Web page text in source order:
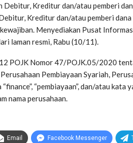
Debitur, Kreditur dan/atau pemberi
Kreditur dan/atau pemberi
Menyediakan Pusat
laman resmi, Rabu (10/11).
POJK Nomor 47/POJK.05/2020
Pembiayaan Syariah,
“pembiayaan”, dan/atau kata
nama perusahaan.
Email Facebook Messenger